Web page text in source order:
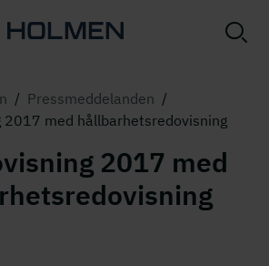
/ Pressmeddelanden /
2017 med hållbarhetsredovisning
2017 med